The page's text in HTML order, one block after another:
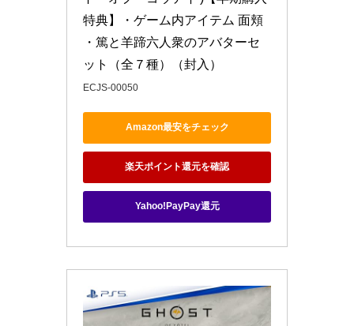
特典】・ゲーム内アイテム 面頬
・篤と羊蹄六人衆のアバターセ
ット（全７種）（封入）
ECJS-00050
Amazon最安をチェック
楽天ポイント還元を確認
Yahoo!PayPay還元